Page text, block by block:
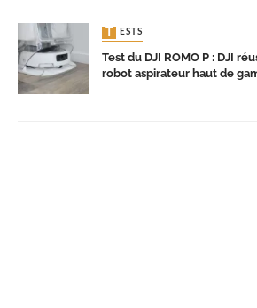
TESTS
Test du DJI ROMO P : DJI
robot aspirateur haut de